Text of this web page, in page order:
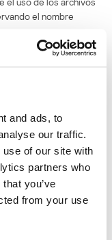
and ads, to
our traffic.
of our site with
partners who
you’ve
from your use
el nombre
tal vez esta es
que esperamos
un par de días.
Los
del malware, y
pista: no es porque
libre 🙂